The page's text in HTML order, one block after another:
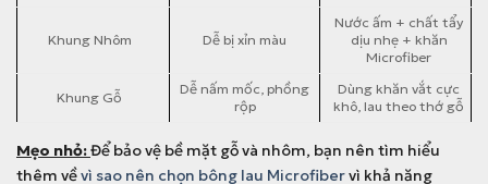
Khung Nhôm Dễ bị xỉn màu
Nước ấm + chất tẩy
dịu nhẹ + khăn
Microfiber
Khung Gỗ
Dễ nấm mốc, phồng
rộp
Dùng khăn vắt cực
khô, lau theo thớ gỗ
Mẹo nhỏ:Để bảo vệ bề mặt gỗ và nhôm, bạn nên tìm hiểu
thêm vềvì sao nên chọn bông lau Microfibervì khả năng